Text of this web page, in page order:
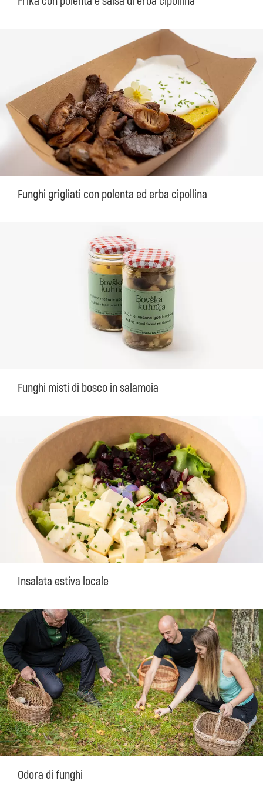
Funghi grigliati con polenta ed erba cipollina
Funghi misti di bosco in salamoia
Insalata estiva locale
Odora di funghi